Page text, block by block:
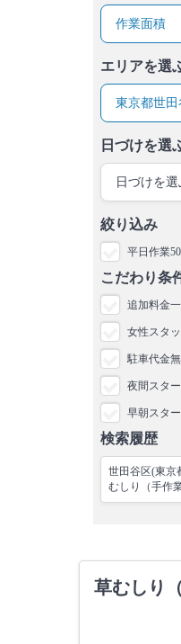
作業面積
エリアを選
東京都世田
日づけを選
日づけを選
絞り込み
平日作業
こだわり条
追加料金
女性スタ
駐車代金
夜間スタ
早朝スタ
検索履歴
世田谷区(東京
むしり（手作
草むしり